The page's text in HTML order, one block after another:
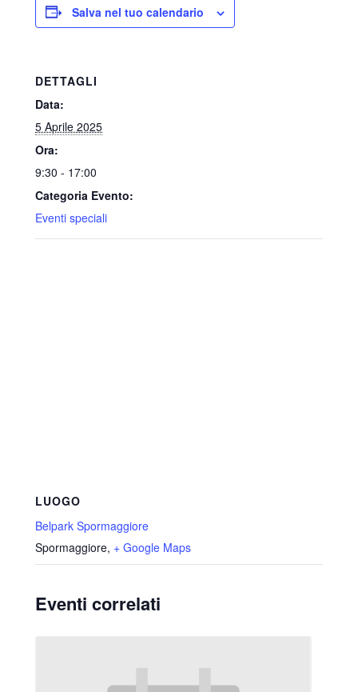
Salva nel tuo calendario
DETTAGLI
Data:
5 Aprile 2025
Ora:
9:30 - 17:00
Categoria Evento:
Eventi speciali
LUOGO
Belpark Spormaggiore
Spormaggiore, + Google Maps
Eventi correlati